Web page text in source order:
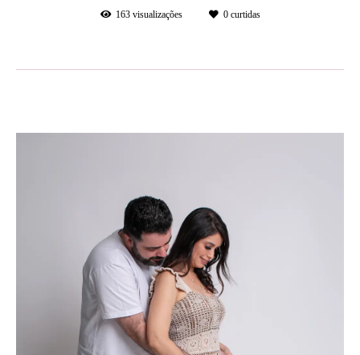
163visualizações 0curtidas